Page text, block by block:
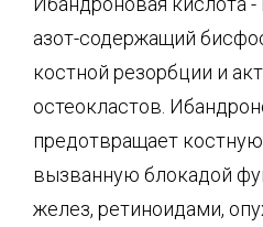
азот-содержащий
костной резорбции и
остеокластов.
предотвращает
вызванную блокадой
желез, ретиноидами,